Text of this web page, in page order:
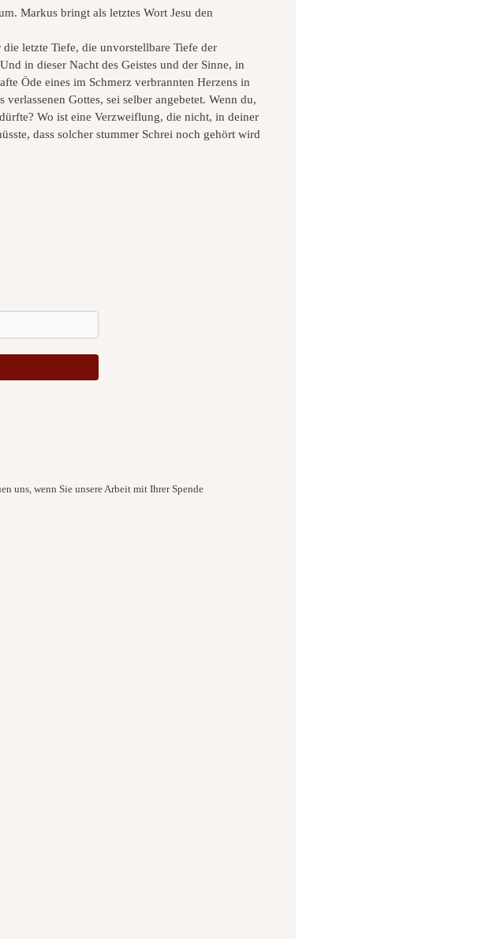
Markus bringt als letztes Wort Jesu den
letzte Tiefe, die unvorstellbare Tiefe der
in dieser Nacht des Geistes und der Sinne, in
Öde eines im Schmerz verbrannten Herzens in
Gottes, sei selber angebetet. Wenn du,
Wo ist eine Verzweiflung, die nicht, in deiner
dass solcher stummer Schrei noch gehört wird
uns, wenn Sie unsere Arbeit mit Ihrer Spende